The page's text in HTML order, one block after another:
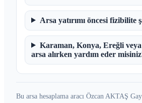
Arsa yatırımı öncesi fizibilite
Karaman, Konya, Ereğli veya
arsa alırken yardım eder
Bu arsa hesaplama aracı Özcan AKTAŞ